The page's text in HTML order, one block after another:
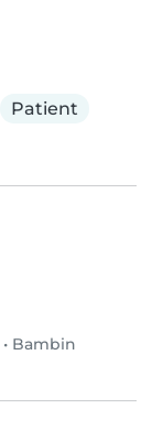
Patient
• Bambin